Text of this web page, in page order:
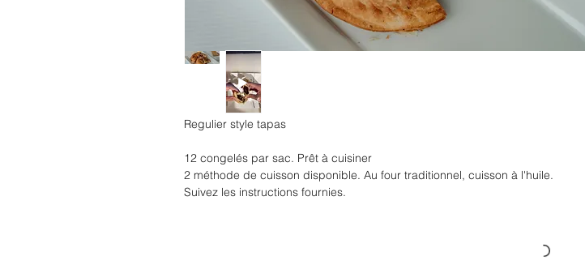
Regulier style tapas
12 congelés par sac. Prêt à cuisiner
2 méthode de cuisson disponible. Au four traditionnel, cuisson à l'huile.
Suivez les instructions fournies.